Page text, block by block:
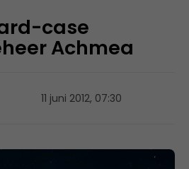
case
Achmea
11 juni 2012, 07:30